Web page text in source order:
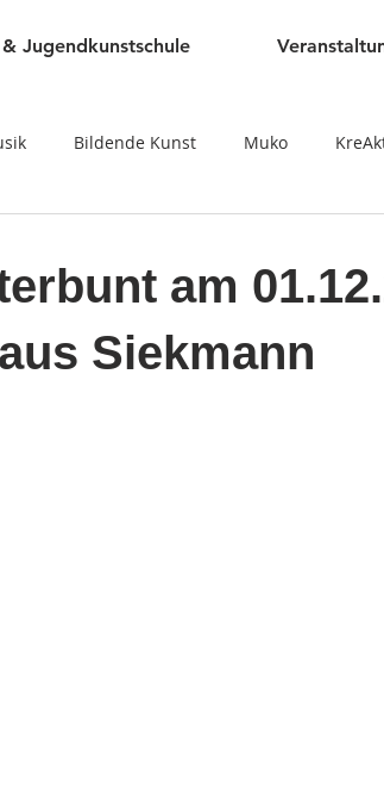
Jugendkunstschule
Bildende Kunst Muko
am
Siekmann